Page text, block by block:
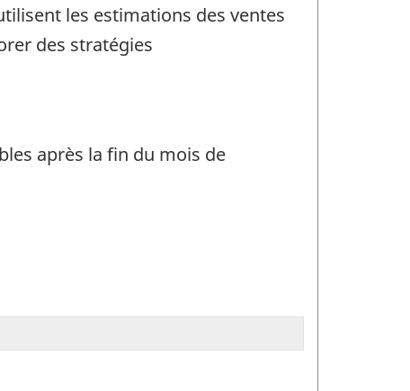
les estimations des ventes
des stratégies
après la fin du mois de